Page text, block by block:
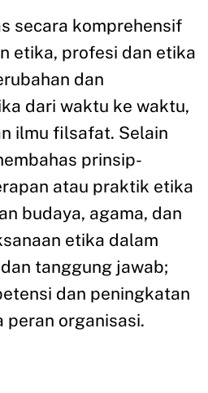
secara komprehensif
etika, profesi dan etika
dan
dari waktu ke waktu,
ilmu filsafat. Selain
prinsip-
atau praktik etika
budaya, agama, dan
etika dalam
tanggung jawab;
dan peningkatan
peran organisasi.